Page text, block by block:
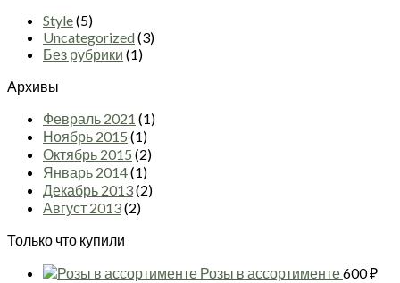
Style(5)
Uncategorized(3)
Без рубрики (1)
Архивы
Февраль 2021 (1)
Ноябрь 2015 (1)
Октябрь 2015 (2)
Январь 2014(1)
Декабрь 2013(2)
Август 2013(2)
Только что купили
Розы в ассортименте600₽